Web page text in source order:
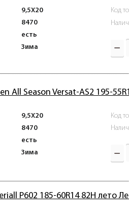
9,5X20
8470
есть
Зима
Код
All Season Versat-AS2 195-
9,5X20
8470
есть
Зима
Код
P602 185-60R14 82H лето